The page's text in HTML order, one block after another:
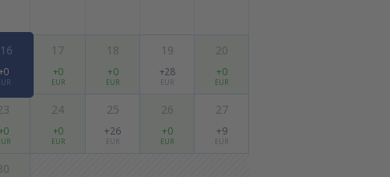
16 17
+0
EUR
18
+0
EUR
19
+28
EUR
20
+0
EUR
24
+0
EUR
25
+26
EUR
26
+0
EUR
27
+9
EUR